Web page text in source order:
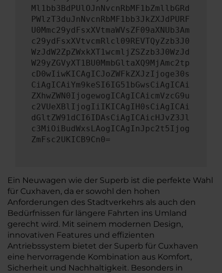
Ml1bb3BdPUlOJnNvcnRbMF1bZmllbGRd
PWlzT3duJnNvcnRbMF1bb3JkZXJdPURF
U0Mmc29ydFsxXVtmaWVsZF09aXNUb3Am
c29ydFsxXVtvcmRlcl09REVTQyZzb3J0
WzJdW2ZpZWxkXT1wcmljZSZzb3J0WzJd
W29yZGVyXT1BU0MmbGltaXQ9MjAmc2tp
cD0wIiwKICAgICJoZWFkZXJzIjoge30s
CiAgICAiYm9keSI6IG51bGwsCiAgICAi
ZXhwZWN0IjogewogICAgICAicmVzcG9u
c2VUeXBlIjogIiIKICAgIH0sCiAgICAi
dGltZW91dCI6IDAsCiAgICAicHJvZ3Jl
c3MiOiBudWxsLAogICAgInJpc2t5Ijog
ZmFsc2UKICB9Cn0=
Ein Neuwagen wie der Superb ist die perfekte Wahl
für Cuxhaven, da er sowohl den hohen
Anforderungen des Stadtverkehrs als auch den
Bedürfnissen für längere Fahrten ins Umland
gerecht wird. Mit seinem modernen Design,
innovativen Features und effizienten
Antriebssystem bietet der Superb für Cuxhaven
eine hervorragende Kombination aus Komfort,
Sicherheit und Nachhaltigkeit. Besonders in